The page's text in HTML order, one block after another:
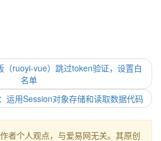
（ruoyi-vue）跳过token验证，设置白
名单
运用Session对象存储和读取数据代码
者个人观点，与爱易网无关。其原创